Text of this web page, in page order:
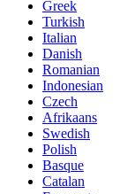
Greek
Turkish
Italian
Danish
Romanian
Indonesian
Czech
Afrikaans
Swedish
Polish
Basque
Catalan